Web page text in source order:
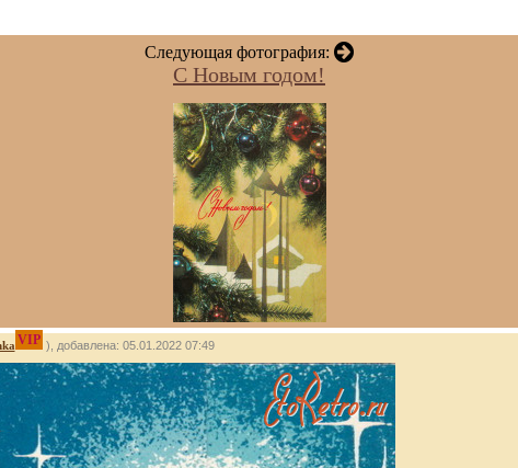
Следующая фотография:
С Новым годом!
VIP ), добавлена: 05.01.2022 07:49